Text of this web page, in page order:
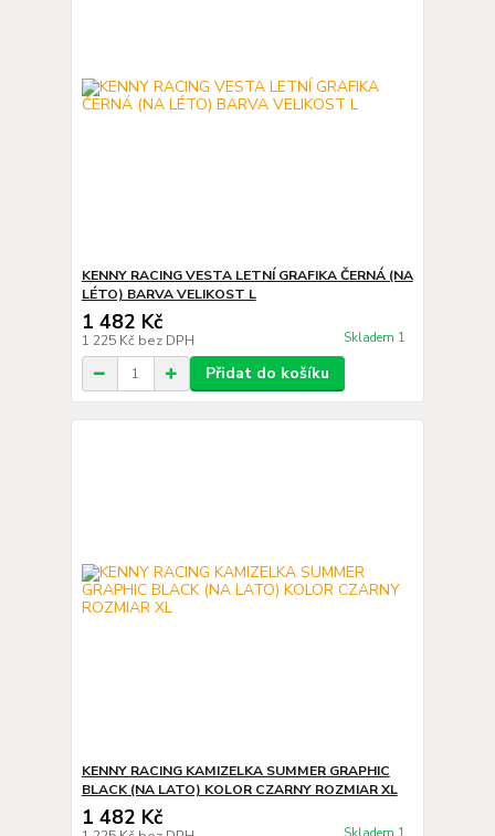
KENNY RACING VESTA LETNÍ GRAFIKA ČERNÁ (NA
LÉTO) BARVA VELIKOST L
1 482 Kč
1 225 Kč bez DPH Skladem 1
Přidat do košíku
KENNY RACING KAMIZELKA SUMMER GRAPHIC
BLACK (NA LATO) KOLOR CZARNY ROZMIAR XL
1 482 Kč